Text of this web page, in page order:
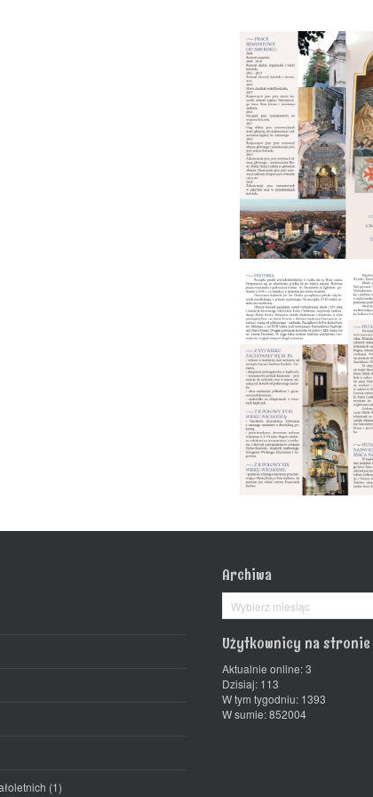
(1)
Archiwa
Archiwa
Użytkownicy na stronie
Aktualnie online: 3
Dzisiaj: 113
W tym tygodniu: 1393
W sumie: 852004